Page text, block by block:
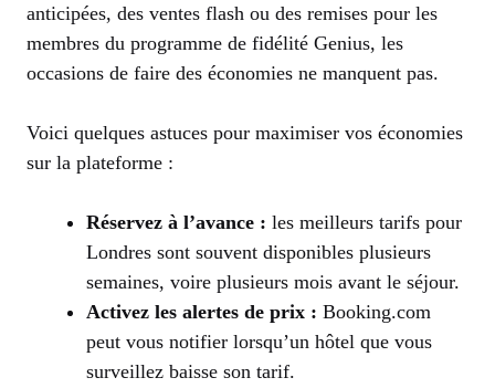
anticipées, des ventes flash ou des remises pour les
membres du programme de fidélité Genius, les
occasions de faire des économies ne manquent pas.
Voici quelques astuces pour maximiser vos économies
sur la plateforme :
Réservez à l’avance : les meilleurs tarifs pour
Londres sont souvent disponibles plusieurs
semaines, voire plusieurs mois avant le séjour.
Activez les alertes de prix : Booking.com
peut vous notifier lorsqu’un hôtel que vous
surveillez baisse son tarif.